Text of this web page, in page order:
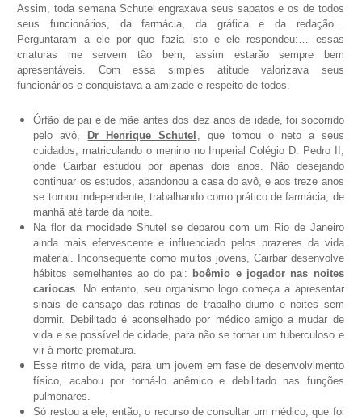
Assim, toda semana Schutel engraxava seus sapatos e os de todos
seus funcionários, da farmácia, da gráfica e da redação…
Perguntaram a ele por que fazia isto e ele respondeu:… essas
criaturas me servem tão bem, assim estarão sempre bem
apresentáveis. Com essa simples atitude valorizava seus
funcionários e conquistava a amizade e respeito de todos.
Órfão de pai e de mãe antes dos dez anos de idade, foi socorrido
pelo avô,
Dr Henrique Schutel , que tomou o neto a seus
cuidados, matriculando o menino no Imperial Colégio D. Pedro II,
onde Cairbar estudou por apenas dois anos. Não desejando
continuar os estudos, abandonou a casa do avô, e aos treze anos
se tornou independente, trabalhando como prático de farmácia, de
manhã até tarde da noite.
Na flor da mocidade Shutel se deparou com um Rio de Janeiro
ainda mais efervescente e influenciado pelos prazeres da vida
material. Inconsequente como muitos jovens, Cairbar desenvolve
hábitos semelhantes ao do pai: boêmio e jogador nas noites
cariocas. No entanto, seu organismo logo começa a apresentar
sinais de cansaço das rotinas de trabalho diurno e noites sem
dormir. Debilitado é aconselhado por médico amigo a mudar de
vida e se possível de cidade, para não se tornar um tuberculoso e
vir à morte prematura.
Esse ritmo de vida, para um jovem em fase de desenvolvimento
físico, acabou por torná-lo anêmico e debilitado nas funções
pulmonares.
Só restou a ele, então, o recurso de consultar um médico, que foi